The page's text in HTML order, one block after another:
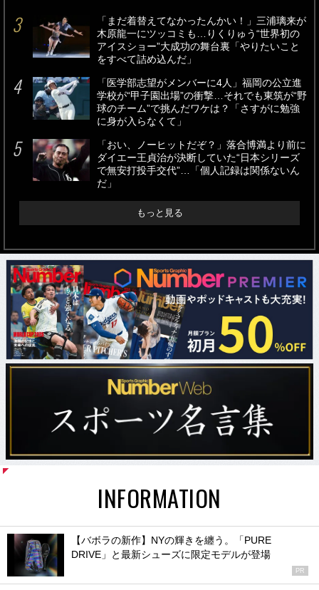
「まだ着替えてなかったんかい！」三浦璃来が
木原龍一にツッコミも…りくりゅう“世界初の
アイスショー”大成功の舞台裏「やりたいこと
をすべて詰め込んだ」
「医学部志望がメンバーに4人」福岡の公立進
学校が“甲子園出場”の衝撃…それでも東筑が“野
球のチーム”で挑んだワケは？「さすがに勉強
に身が入らなくて」
「おい、ノーヒットだぞ？」落合博満より前に
ダイエー王貞治が決断していた“日本シリーズ
で無安打投手交代”…「個人記録は関係ないん
だ」
もっと見る
INFORMATION
【バボラの新作】NYの輝きを纏う。「PURE
DRIVE」と最新シューズに限定モデルが登場
PR